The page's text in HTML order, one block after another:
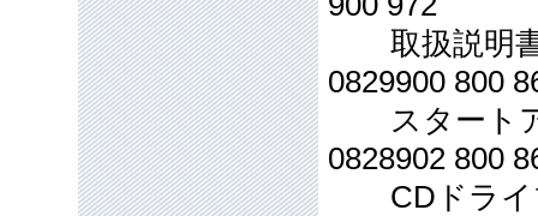
取扱説明書
0829900 800
スタート
0828902 800
CDドライ